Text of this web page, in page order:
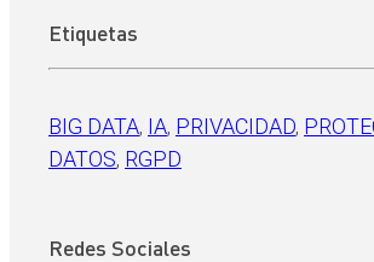
Etiquetas
BIG DATA, IA, PRIVACIDAD,
DATOS, RGPD
Redes Sociales